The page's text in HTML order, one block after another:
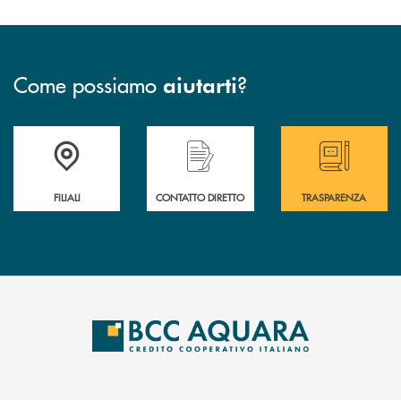
Come possiamo aiutarti?
Trova la filiale più vicina a te
FILIALI
Hai bisogno di assistenza immediata ?
CONTATTO DIRETTO
Hai bisogno di
TRASPARENZA